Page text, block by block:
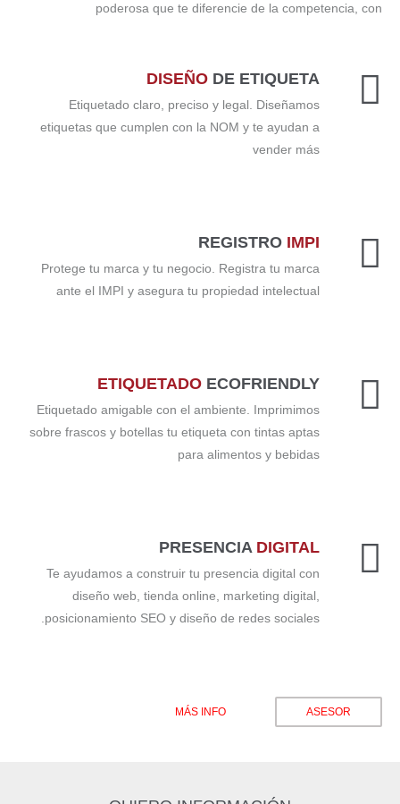
poderosa que te diferencie de la competencia, con
DISEÑO DE ETIQUETA
Etiquetado claro, preciso y legal. Diseñamos
etiquetas que cumplen con la NOM y te ayudan a
vender más
REGISTRO IMPI
Protege tu marca y tu negocio. Registra tu marca
ante el IMPI y asegura tu propiedad intelectual
ETIQUETADO ECOFRIENDLY
Etiquetado amigable con el ambiente. Imprimimos
sobre frascos y botellas tu etiqueta con tintas aptas
para alimentos y bebidas
PRESENCIA DIGITAL
Te ayudamos a construir tu presencia digital con
diseño web, tienda online, marketing digital,
posicionamiento SEO y diseño de redes sociales.
ASESOR
MÁS INFO